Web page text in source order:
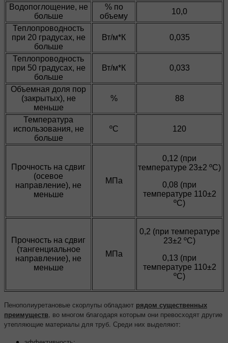
Водопоглощение, не
больше
% по
объему
10,0
Теплопроводность
при 20 градусах, не
больше
Вт/м*К 0,035
Теплопроводность
при 50 градусах, не
больше
Вт/м*К 0,033
Объемная доля пор
(закрытых), не
меньше
% 88
Температура
использования, не
больше
ºС 120
Прочность на сдвиг
(осевое
направление), не
меньше
МПа
0,12 (при
температуре 23±2 ºС)
0,08 (при
температуре 110±2
ºС)
Прочность на сдвиг
(тангенциальное
направление), не
меньше
МПа
0,2 (при температуре
23±2 ºС)
0,13 (при
температуре 110±2
ºС)
Пенополиуретановые скорлупы обладают рядом существенных
преимуществ, во многом благодаря которым они превосходят другие
утепляющие материалы для труб. Среди них выделяют: